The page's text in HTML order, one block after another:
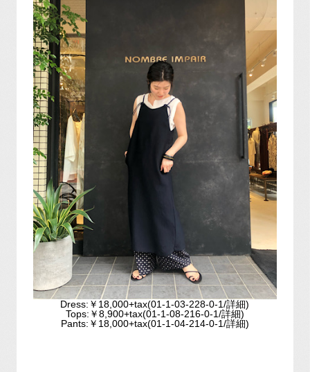
Dress:￥18,000+tax(01-1-03-228-0-1/詳細)
Tops:￥8,900+tax(01-1-08-216-0-1/詳細)
Pants:￥18,000+tax(01-1-04-214-0-1/詳細)